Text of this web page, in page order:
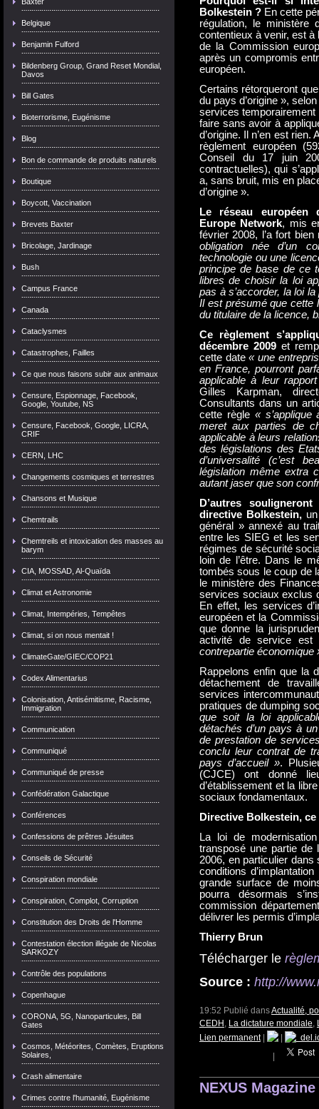
Belgique
Benjamin Fulford
Bildenberg Group, Grand Reset Mondial,
Davos
Bill Gates
Bioterrorisme, Eugénisme
Blog
Bon de commande de produits naturels
Boutique
Boycott, Vaccination
Brevets Baxter
Bricolage, Jardinage
Bush
Campus France
Canada
Cataclysmes
Catastrophes, Failles
Ce que nous faisons subir aux animaux
Censure, Espionnage, Facebook,
Google, Youtube, NS
Censure, Facebook, Google, LICRA,
CRIF
CERN, LHC
Changements cosmiques et terrestres
Chansons et Musique
Chemtrails
Chemtreils et intoxication des masses au
barym
CIA, MOSSAD, Al-Quaïda
Climat et Astronomie
Climat, Intempéries, Tempêtes
Climat, si on nous mentait !
ClimateGate/GIEC/COP21
Codex Alimentarius
Colonisation, Antisémitisme, Racisme,
Immigration
Communication
Communiqué
Communiqué de presse
Confédération Galactique
Conférences
Confessions de prêtres Jésuites
Conseils de Sécurité
Conspiration mondiale
Conspiration, Complot, Corruption
Constitution des Droits de l'Homme
Contestation élection illégale de Nicolas
SARKOZY
Contrôle des populations
Copenhague
CORONA, 5G, Nanoparticules, Bill
Gates
Cosmos, Météorites, Comètes, Eruptions
Solaires,
Crash alimentaire
Crimes contre l'humanité, Eugénisme
Bolkestein ? En cette
régulation, le ministère
contentieux à venir, est à
de la Commission
après un compromis
européen.
Certains rétorqueront
du pays d’origine »,
services temporairement
faire sans avoir à
d’origine. Il n’en est
règlement européen
Conseil du 17 juin
contractuelles), qui
a, sans bruit, mis en
d’origine ».
Le réseau européen
Europe Network, mis
février 2008, l’a fort
obligation née d’un
technologie ou une
principe de base de ce
libres de choisir la loi
pas à s’accorder, la loi
Il est présumé que cette
du titulaire de la licence,
Ce règlement
décembre 2009et
cette date« une
en France, pourront
applicable à leur
Gilles Karpman,
Consultants dans un
cette règle «
meret aux parties de
applicable à leurs
des législations des
d’universalité (c’est
législation même extra
autant jaser que son
D’autres
directive Bolkestein,un
général » annexé au
entre les SIEG et les
régimes de sécurité
loin de l’être. Dans le
tombés sous le coup de
le ministère des
services sociaux exclus
En effet, les services
européen et la
que donne la
activité de service est
contrepartie économique
Rappelons enfin que la
détachement de
services
pratiques de dumping
que soit la loi
détachés d’un pays à
de prestation de
conclu leur contrat de
pays d’accueil ».
(CJCE) ont donné
d’établissement et la
sociaux fondamentaux.
Directive Bolkestein,
La loi de
transposé une partie de
2006, en particulier dans
conditions
grande surface de
pourra désormais
commission
délivrer les permis
Thierry Brun
Télécharger le
Source : http://
19:52 Publié dansActualité,
CEDH , La dictature mondiale,
Lien permanent|
NEXUS Magazine